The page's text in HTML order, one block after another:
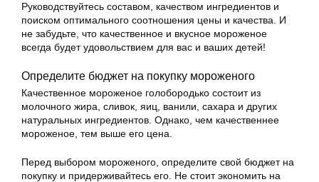
Руководствуйтесь составом, качеством ингредиентов и
поиском оптимального соотношения цены и качества. И
не забудьте, что качественное и вкусное мороженое
всегда будет удовольствием для вас и ваших детей!
Определите бюджет на покупку мороженого
Качественное мороженое голобородько состоит из
молочного жира, сливок, яиц, ванили, сахара и других
натуральных ингредиентов. Однако, чем качественнее
мороженое, тем выше его цена.
Перед выбором мороженого, определите свой бюджет на
покупку и придерживайтесь его. Не стоит экономить на